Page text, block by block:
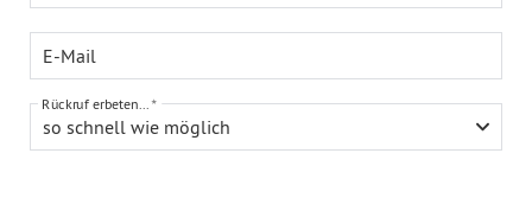
E-Mail
so schnell wie möglich
Rückruf erbeten...